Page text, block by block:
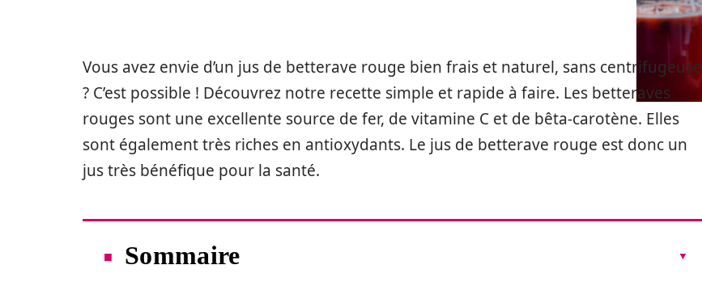
Vous avez envie d’un jus de betterave rouge bien frais et naturel, sans centrifugeuse
? C’est possible ! Découvrez notre recette simple et rapide à faire. Les betteraves
rouges sont une excellente source de fer, de vitamine C et de bêta-carotène. Elles
sont également très riches en antioxydants. Le jus de betterave rouge est donc un
jus très bénéfique pour la santé.
Sommaire